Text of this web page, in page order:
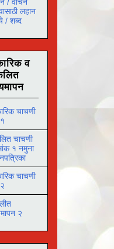
/ वाचन
लहान
/ शब्द
व
चाचणी
चाचणी
१ नमुना
चाचणी
२